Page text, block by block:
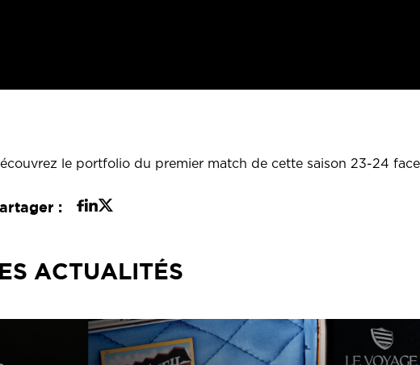
le portfolio du premier match de cette saison 23-24 face
:
ACTUALITÉS